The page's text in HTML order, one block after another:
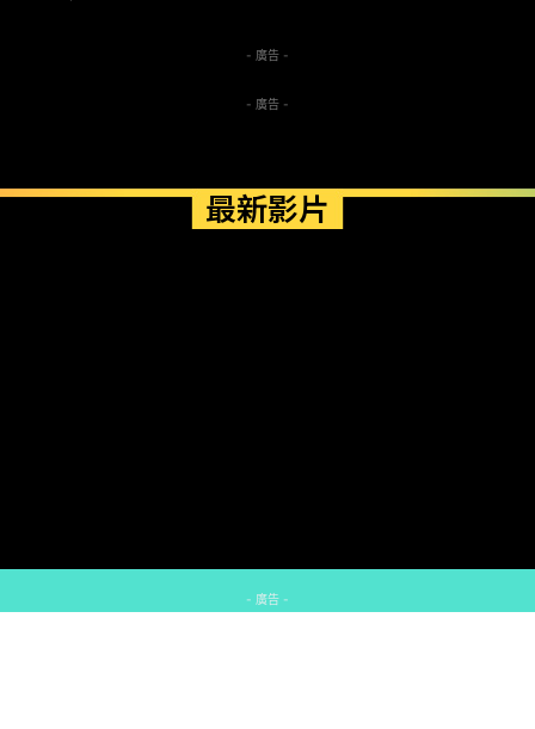
- 廣告 -
- 廣告 -
最新影片
- 廣告 -